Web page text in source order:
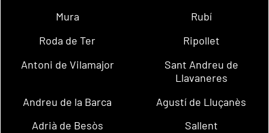
Mura
Rubí
Roda de Ter
Ripollet
Antoni de Vilamajor
Sant Andreu de
Llavaneres
Andreu de la Barca
Agustí de Lluçanès
Adrià de Besòs
Sallent